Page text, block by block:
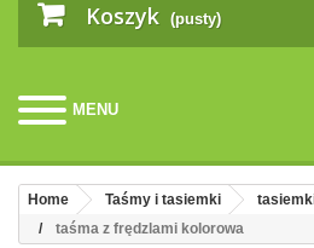
Koszyk (pusty)
MENU
Home Taśmy i tasiemki
taśma z frędzlami kolorowa